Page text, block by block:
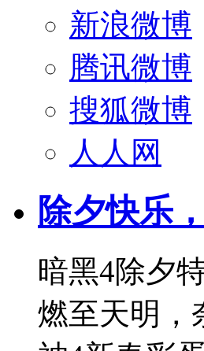
新浪微博
腾讯微博
搜狐微博
人人网
除夕快乐
暗黑4除夕
燃至天明，